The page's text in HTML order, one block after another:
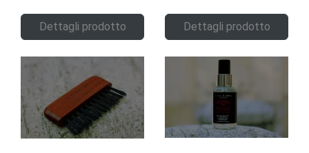
Dettagli prodotto Dettagli prodotto